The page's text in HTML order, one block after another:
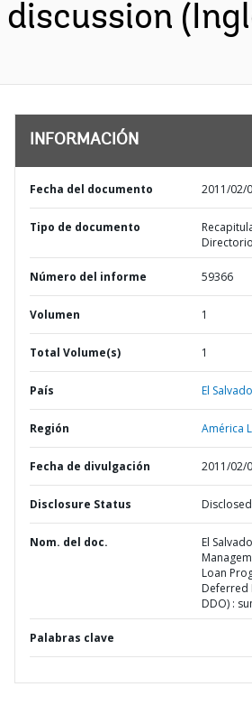
discussion
INFORMACIÓN
Fecha del documento 2011/02/
Tipo de documento
Directorio
Número del informe 59366
Volumen 1
Total Volume(s) 1
País El
Región América
Fecha de divulgación 2011/02/
Disclosure Status Disclosed
Nom. del doc.
El
Loan
Deferred
DDO) :
Palabras clave